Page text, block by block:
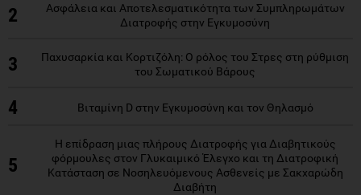
2
Ασφάλεια και Αποτελεσματικότητα των Συμπληρωμάτων
Διατροφής στην Εγκυμοσύνη
3
Παχυσαρκία και Κορτιζόλη: Ο ρόλος του Στρες στη ρύθμιση
του Σωματικού Βάρους
4 Βιταμίνη D στην Εγκυμοσύνη και τον Θηλασμό
5
Η επίδραση μιας πλήρους Διατροφής για Διαβητικούς
φόρμουλες στον Γλυκαιμικό Έλεγχο και τη Διατροφική
Κατάσταση σε Νοσηλευόμενους Ασθενείς με Σακχαρώδη
Διαβήτη